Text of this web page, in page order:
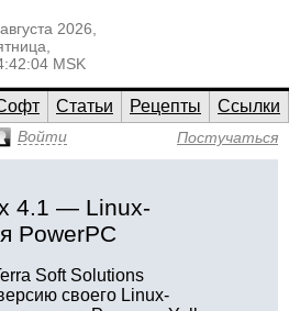
2026,
MSK
Статьи Рецепты
Ссылки
Войти Постучаться
4.1 — Linux-
PowerPC
Soft Solutions
своего Linux-